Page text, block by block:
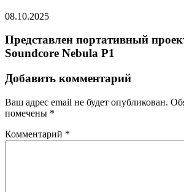
08.10.2025
Представлен портативный
Soundcore Nebula P1
Добавить комментарий
Ваш адрес email не будет опубликован.
помечены *
Комментарий *